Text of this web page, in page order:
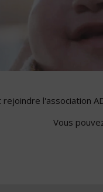
l'association
Vous